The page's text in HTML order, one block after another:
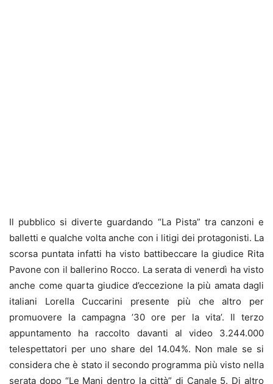
Il pubblico si diverte guardando “La Pista” tra canzoni e
balletti e qualche volta anche con i litigi dei protagonisti. La
scorsa puntata infatti ha visto battibeccare la giudice Rita
Pavone con il ballerino Rocco. La serata di venerdì ha visto
anche come quarta giudice d’eccezione la più amata dagli
italiani Lorella Cuccarini presente più che altro per
promuovere la campagna ’30 ore per la vita’. Il terzo
appuntamento ha raccolto davanti al video 3.244.000
telespettatori per uno share del 14.04%. Non male se si
considera che è stato il secondo programma più visto nella
serata dopo “Le Mani dentro la città” di Canale 5. Di altro